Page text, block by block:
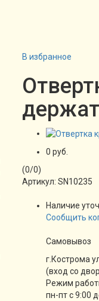
В избранное
0 руб.
(0/0)
Артикул: SN10235
Наличие
Сообщить
Cамовывоз
г.Кострома
(вход со
Режим
пн-пт с 9:00